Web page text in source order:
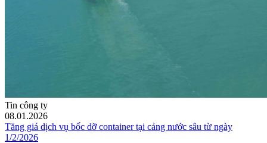
Tin công ty
08.01.2026
Tăng giá dịch vụ bốc dỡ container tại cảng nước sâu từ ngày
1/2/2026